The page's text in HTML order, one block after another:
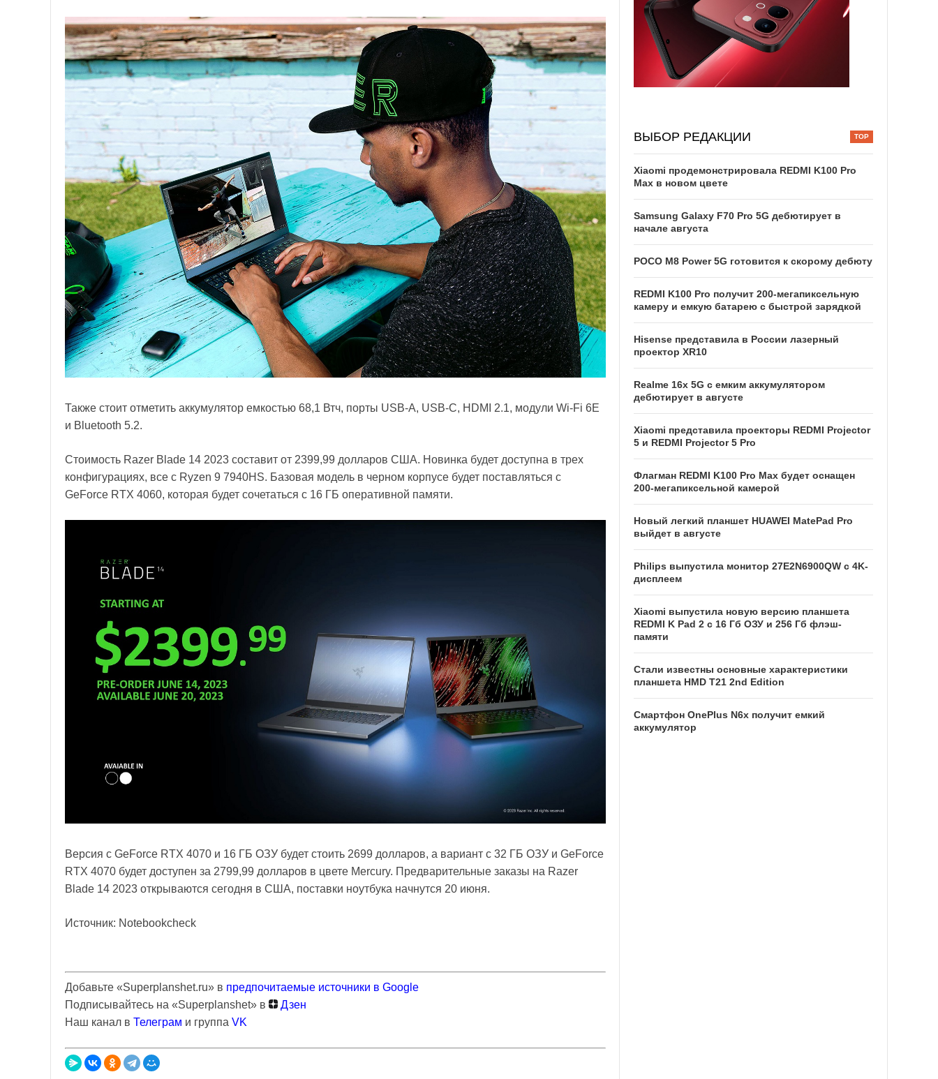
Также стоит отметить аккумулятор емкостью 68,1 Втч, порты USB-A, USB-C, HDMI 2.1, модули Wi-Fi 6E
и Bluetooth 5.2.
Стоимость Razer Blade 14 2023 составит от 2399,99 долларов США. Новинка будет доступна в трех
конфигурациях, все с Ryzen 9 7940HS. Базовая модель в черном корпусе будет поставляться с
GeForce RTX 4060, которая будет сочетаться с 16 ГБ оперативной памяти.
Версия с GeForce RTX 4070 и 16 ГБ ОЗУ будет стоить 2699 долларов, а вариант с 32 ГБ ОЗУ и GeForce
RTX 4070 будет доступен за 2799,99 долларов в цвете Mercury. Предварительные заказы на Razer
Blade 14 2023 открываются сегодня в США, поставки ноутбука начнутся 20 июня.
Источник: Notebookcheck
Добавьте «Superplanshet.ru» в предпочитаемые источники в Google
Подписывайтесь на «Superplanshet» в
Дзен
Наш канал в Телеграм и группа VK
ВЫБОР РЕДАКЦИИ
Xiaomi продемонстрировала REDMI K100 Pro
Max в новом цвете
Samsung Galaxy F70 Pro 5G дебютирует в
начале августа
POCO M8 Power 5G готовится к скорому дебюту
REDMI K100 Pro получит 200-мегапиксельную
камеру и емкую батарею с быстрой зарядкой
Hisense представила в России лазерный
проектор XR10
Realme 16x 5G с емким аккумулятором
дебютирует в августе
Xiaomi представила проекторы REDMI Projector
5 и REDMI Projector 5 Pro
Флагман REDMI K100 Pro Max будет оснащен
200-мегапиксельной камерой
Новый легкий планшет HUAWEI MatePad Pro
выйдет в августе
Philips выпустила монитор 27E2N6900QW с 4K-
дисплеем
Xiaomi выпустила новую версию планшета
REDMI K Pad 2 с 16 Гб ОЗУ и 256 Гб флэш-
памяти
Стали известны основные характеристики
планшета HMD T21 2nd Edition
Смартфон OnePlus N6x получит емкий
аккумулятор